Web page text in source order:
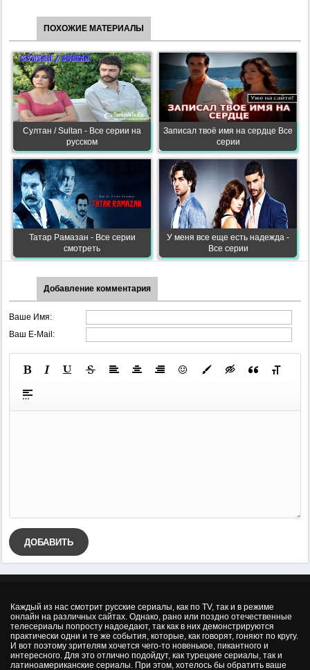
ПОХОЖИЕ МАТЕРИАЛЫ
Султан / Sultan - Все серии на
русском
Записал твоё имя на сердце Все
серии
Татар Рамазан - Все серии
смотреть
У меня все еще есть надежда -
Все серии
Добавление комментария
Ваше Имя:
Ваш E-Mail:
ДОБАВИТЬ
Каждый из нас смотрит русские сериалы, как по TV, так и в режиме
онлайн на различных сайтах. Однако, рано или поздно отечественные
телесериалы попросту надоедают, так как в них демонстрируются
практически одни и те же события, которые, как говорят, гоняют по кругу.
И вот поэтому зрителям хочется чего-то новенькое, пикантного и
интересного. Для это отлично подойдут, как турецкие сериалы, так и
латиноамериканские сериалы. При этом, хотелось бы обратить ваше